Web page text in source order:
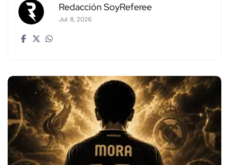
Redacción SoyReferee
Jul. 8, 2026